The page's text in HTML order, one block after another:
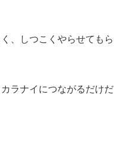
、しつこくやらせてもら
ラナイにつながるだけだ